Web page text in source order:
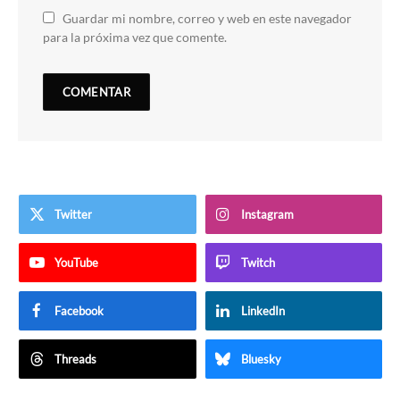
Guardar mi nombre, correo y web en este navegador
para la próxima vez que comente.
Twitter Instagram
YouTube Twitch
Facebook LinkedIn
Threads Bluesky